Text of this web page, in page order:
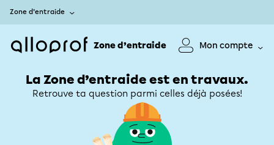
Zone d’entraide
Zone d’entraide Mon compte
La Zone d’entraide est en travaux.
Retrouve ta question parmi celles déjà posées!